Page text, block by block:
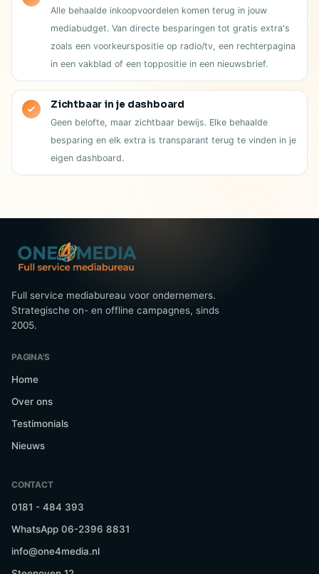
Alle behaalde inkoopvoordelen komen terug in jouw
mediabudget. Van directe besparingen tot gratis extra's
zoals een voorkeurspositie op radio/tv, een rechterpagina
in een vakblad of een toppositie in een nieuwsbrief.
Zichtbaar in je dashboard
Geen belofte, maar zichtbaar bewijs. Elke behaalde
besparing en elk extra is transparant terug te vinden in je
eigen dashboard.
Full service mediabureau voor ondernemers.
Strategische on- en offline campagnes, sinds
2005.
PAGINA'S
Home
Over ons
Testimonials
Nieuws
CONTACT
0181 - 484 393
WhatsApp 06-2396 8831
info@one4media.nl